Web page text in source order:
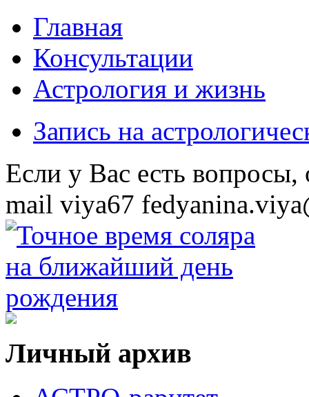
Главная
Консультации
Астрология и жизнь
Запись на
Eсли у Вас есть
mail viya67
Личный архив